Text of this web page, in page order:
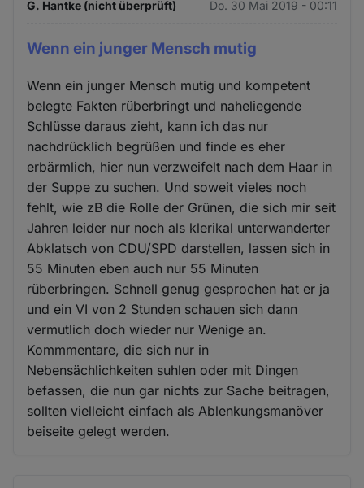
G. Hantke (nicht überprüft) Do. 30 Mai 2019 - 00:11
Wenn ein junger Mensch mutig
Wenn ein junger Mensch mutig und kompetent
belegte Fakten rüberbringt und naheliegende
Schlüsse daraus zieht, kann ich das nur
nachdrücklich begrüßen und finde es eher
erbärmlich, hier nun verzweifelt nach dem Haar in
der Suppe zu suchen. Und soweit vieles noch
fehlt, wie zB die Rolle der Grünen, die sich mir seit
Jahren leider nur noch als klerikal unterwanderter
Abklatsch von CDU/SPD darstellen, lassen sich in
55 Minuten eben auch nur 55 Minuten
rüberbringen. Schnell genug gesprochen hat er ja
und ein VI von 2 Stunden schauen sich dann
vermutlich doch wieder nur Wenige an.
Kommmentare, die sich nur in
Nebensächlichkeiten suhlen oder mit Dingen
befassen, die nun gar nichts zur Sache beitragen,
sollten vielleicht einfach als Ablenkungsmanöver
beiseite gelegt werden.